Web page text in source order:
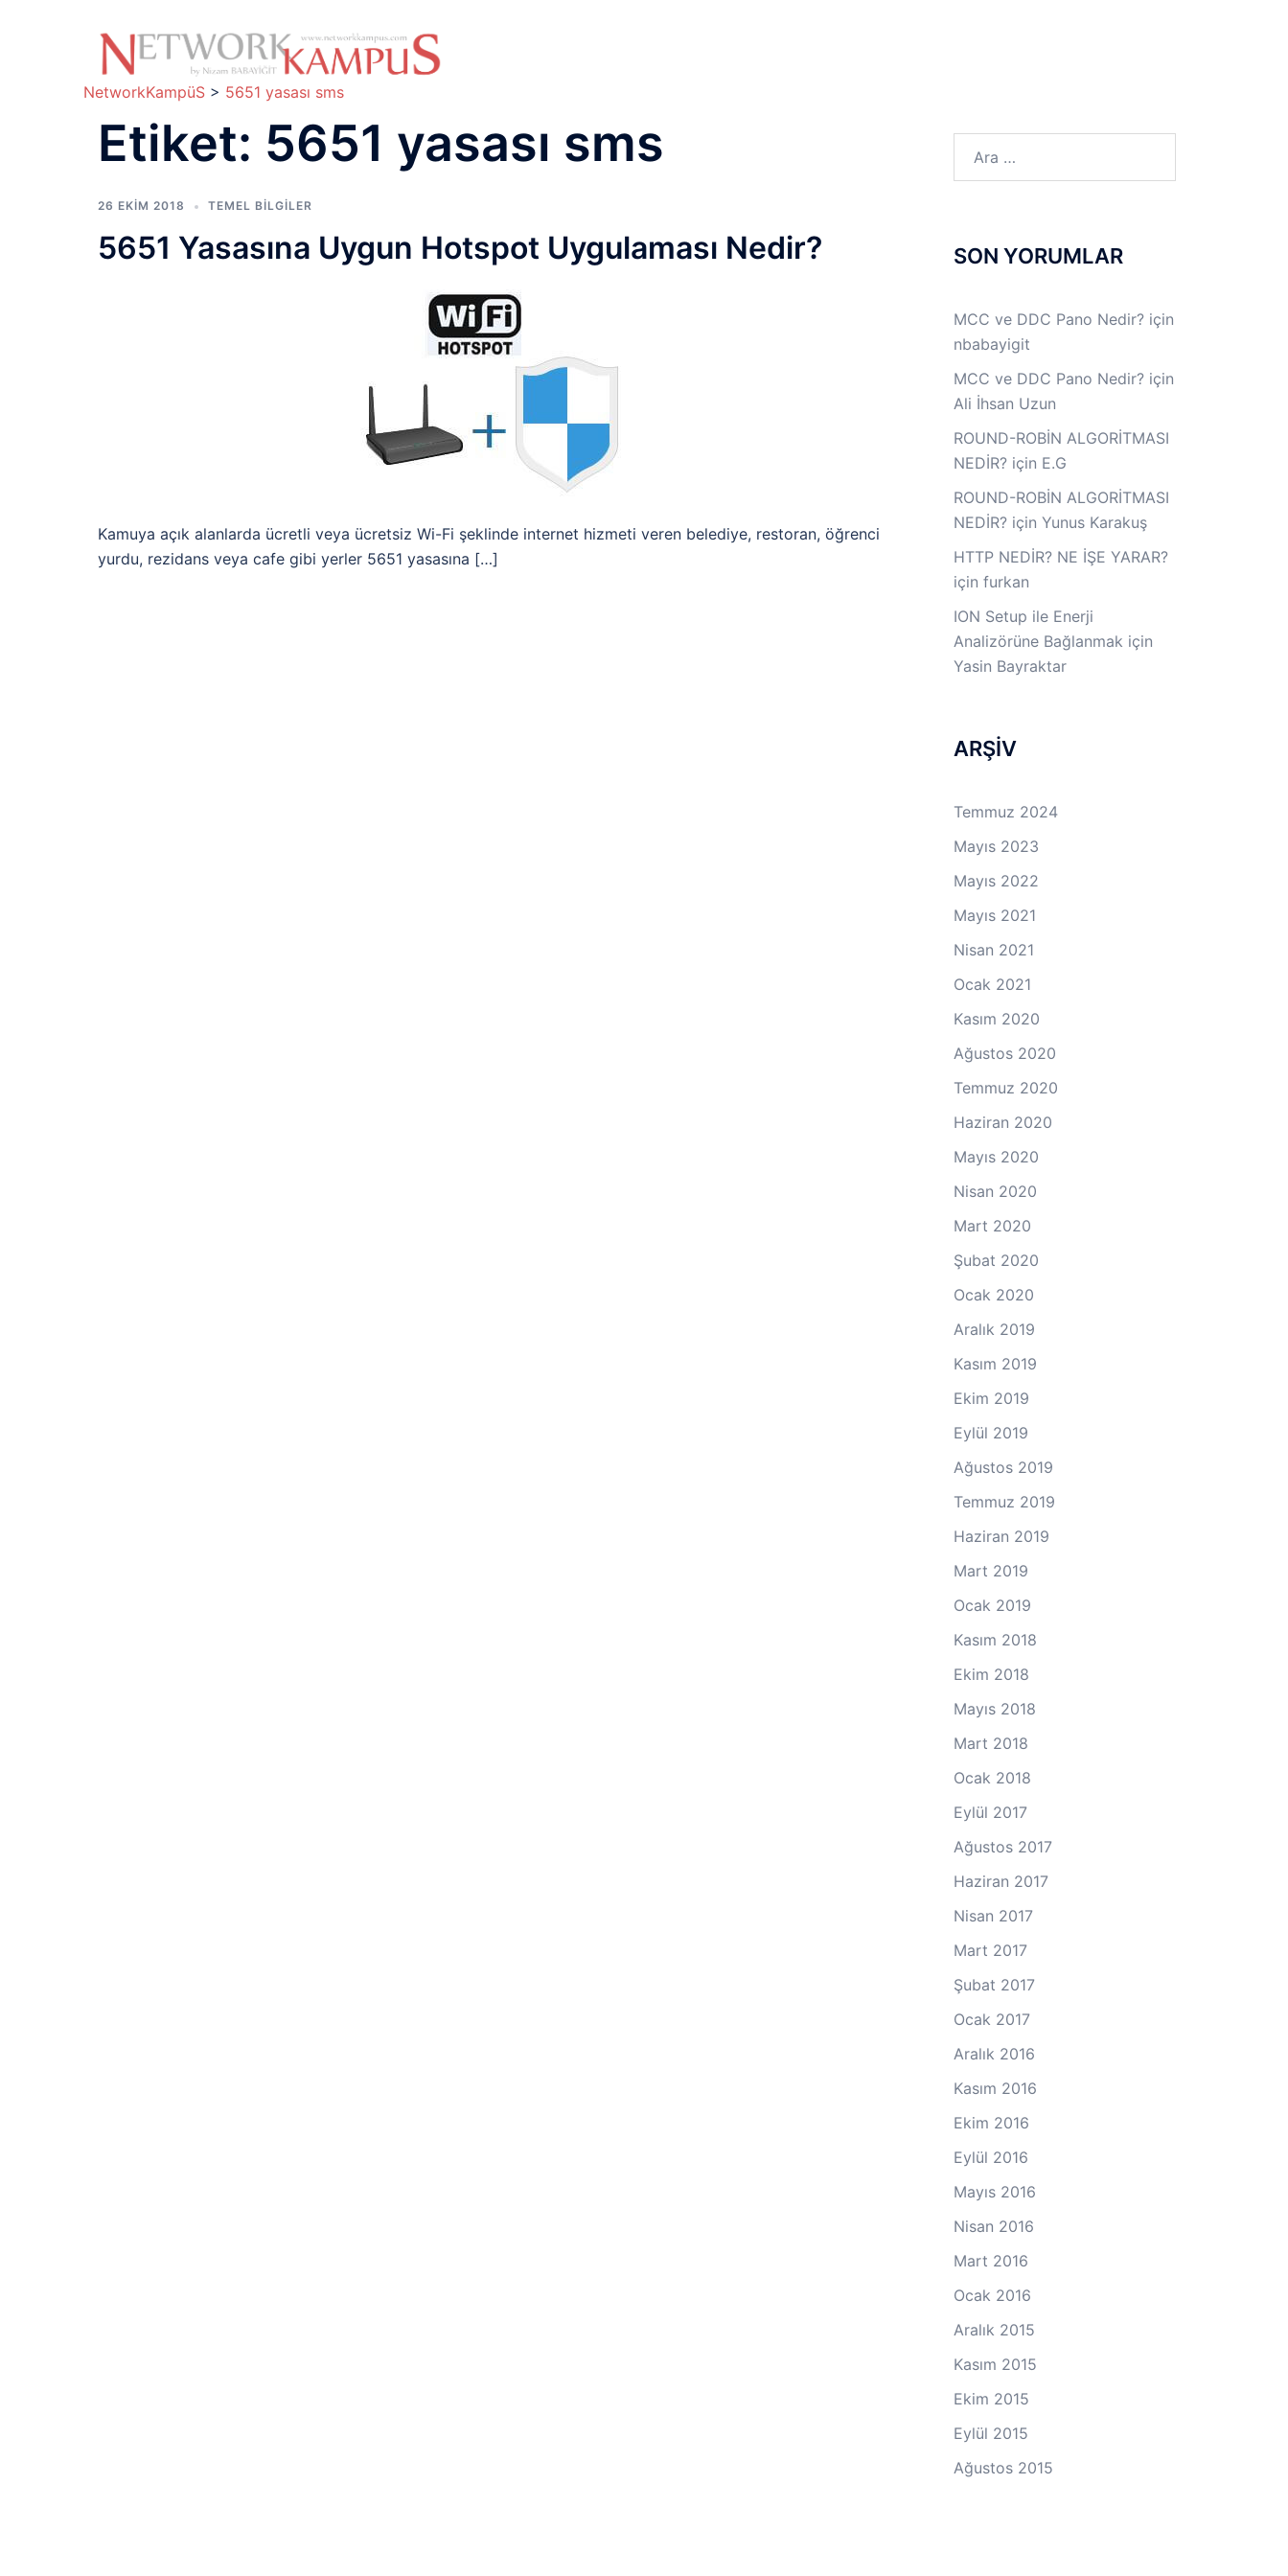
NetworkKampüS > 5651 yasası sms
Etiket: 5651 yasası sms
26 EKIM 2018 TEMEL BİLGİLER
5651 Yasasına Uygun Hotspot Uygulaması Nedir?
Kamuya açık alanlarda ücretli veya ücretsiz Wi-Fi şeklinde internet hizmeti veren belediye, restoran, öğrenci
yurdu, rezidans veya cafe gibi yerler 5651 yasasına […]
SON YORUMLAR
MCC ve DDC Pano Nedir?için
nbabayigit
MCC ve DDC Pano Nedir?için
Ali İhsan Uzun
ROUND-ROBİN ALGORİTMASI
NEDİR?için E.G
ROUND-ROBİN ALGORİTMASI
NEDİR?için Yunus Karakuş
HTTP NEDİR? NE İŞE YARAR?
için furkan
ION Setup ile Enerji
Analizörüne Bağlanmak için
Yasin Bayraktar
ARŞİV
Temmuz 2024
Mayıs 2023
Mayıs 2022
Mayıs 2021
Nisan 2021
Ocak 2021
Kasım 2020
Ağustos 2020
Temmuz 2020
Haziran 2020
Mayıs 2020
Nisan 2020
Mart 2020
Şubat 2020
Ocak 2020
Aralık 2019
Kasım 2019
Ekim 2019
Eylül 2019
Ağustos 2019
Temmuz 2019
Haziran 2019
Mart 2019
Ocak 2019
Kasım 2018
Ekim 2018
Mayıs 2018
Mart 2018
Ocak 2018
Eylül 2017
Ağustos 2017
Haziran 2017
Nisan 2017
Mart 2017
Şubat 2017
Ocak 2017
Aralık 2016
Kasım 2016
Ekim 2016
Eylül 2016
Mayıs 2016
Nisan 2016
Mart 2016
Ocak 2016
Aralık 2015
Kasım 2015
Ekim 2015
Eylül 2015
Ağustos 2015